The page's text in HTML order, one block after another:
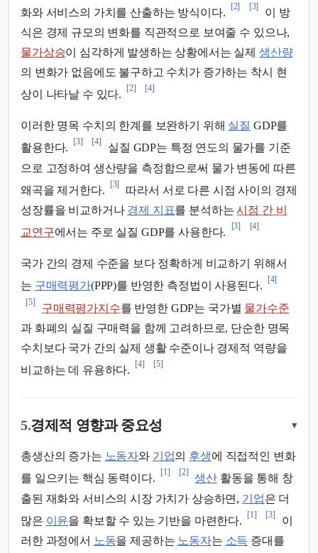
화와 서비스의 가치를 산출하는 방식이다.
[2] [3]
이 방
식은 경제 규모의 변화를 직관적으로 보여줄 수 있으나,
물가상승이 심각하게 발생하는 상황에서는 실제생산량
의 변화가 없음에도 불구하고 수치가 증가하는 착시 현
상이 나타날 수 있다.
[2] [4]
이러한 명목 수치의 한계를 보완하기 위해 실질 GDP를
활용한다.
[3] [4]
실질 GDP는 특정 연도의 물가를 기준
으로 고정하여 생산량을 측정함으로써 물가 변동에 따른
왜곡을 제거한다.
[3]
따라서 서로 다른 시점 사이의 경제
성장률을 비교하거나 경제 지표를 분석하는시점 간 비
교연구에서는 주로 실질 GDP를 사용한다.
[3] [4]
국가 간의 경제 수준을 보다 정확하게 비교하기 위해서
는 구매력평가(PPP)를 반영한 측정법이 사용된다.
[4]
[5]
구매력평가지수를 반영한 GDP는 국가별 물가수준
과 화폐의 실질 구매력을 함께 고려하므로, 단순한 명목
수치보다 국가 간의 실제 생활 수준이나 경제적 역량을
비교하는 데 유용하다.
[4] [5]
5.경제적 영향과 중요성 ▾
총생산의 증가는 노동자와 기업의 후생에 직접적인 변화
를 일으키는 핵심 동력이다.
[1] [2]
생산 활동을 통해 창
출된 재화와 서비스의 시장 가치가 상승하면, 기업은 더
많은 이윤을 확보할 수 있는 기반을 마련한다.
[1] [3]
이
러한 과정에서 노동을 제공하는 노동자는 소득 증대를